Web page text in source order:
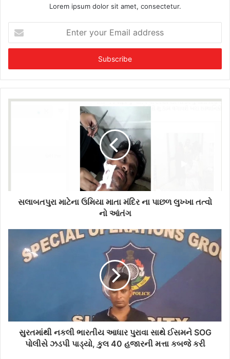
Lorem ipsum dolor sit amet, consectetur.
t
r
y
u
સલાબતપુરા માટેના ઉમિયા માતા મંદિર ના પાછળ લુખ્ખા તત્વો
નો આંતંગ
સુરતમાંથી નકલી ભારતીય આધાર પુરાવા સાથે ઈસમને SOG
પોલીસે ઝડપી પાડ્યો, કુલ 40 હજારની મત્તા કબજે કરી